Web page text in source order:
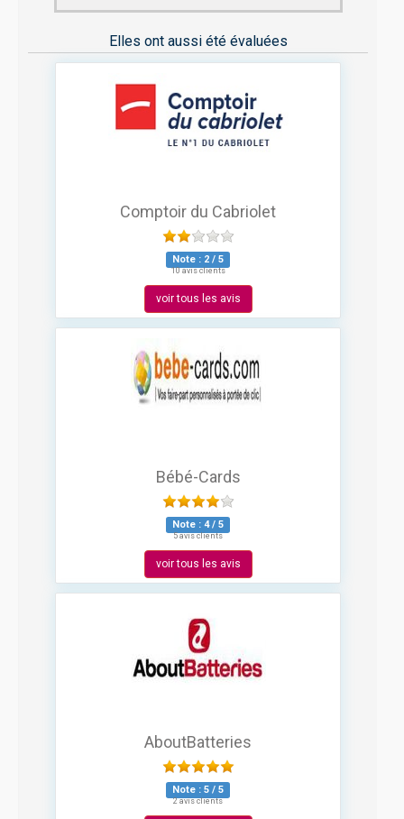
Elles ont aussi été évaluées
Comptoir du Cabriolet
Note : 2 / 5
10 avis clients
voir tous les avis
Bébé-Cards
Note : 4/ 5
5 avis clients
voir tous les avis
AboutBatteries
Note : 5 / 5
2 avis clients